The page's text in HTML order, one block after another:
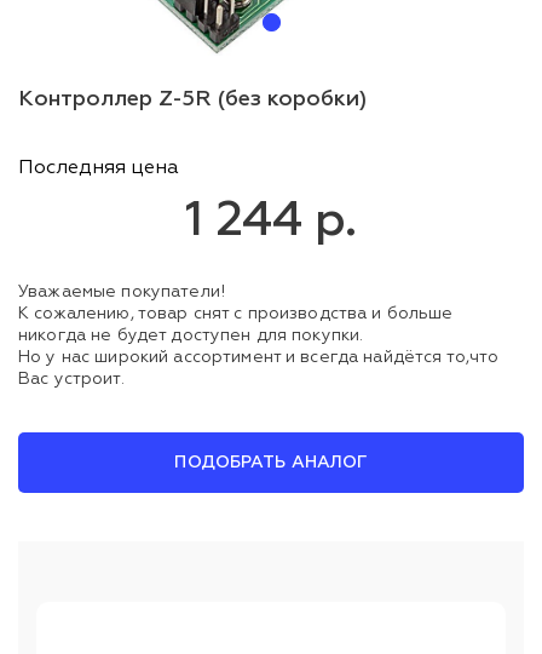
Контроллер Z-5R (без коробки)
Последняя цена
1 244 р.
Уважаемые покупатели!
К сожалению, товар снят с производства и больше
никогда не будет доступен для покупки.
Но у нас широкий ассортимент и всегда найдётся то,что
Вас устроит.
ПОДОБРАТЬ АНАЛОГ